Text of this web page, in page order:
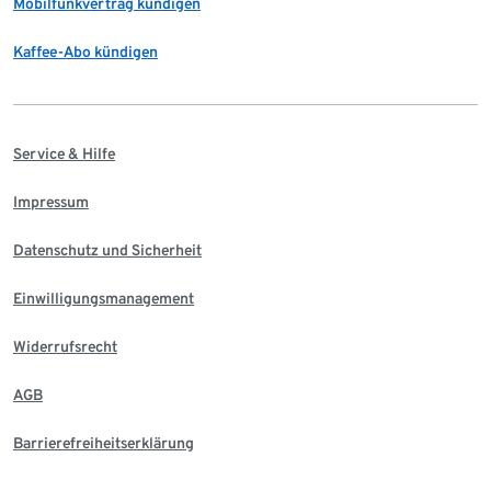
Mobilfunkvertrag kündigen
Kaffee-Abo kündigen
Service & Hilfe
Impressum
Datenschutz und Sicherheit
Einwilligungsmanagement
Widerrufsrecht
AGB
Barrierefreiheitserklärung